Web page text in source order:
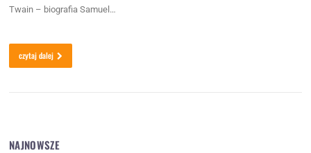
Twain – biografia Samuel…
czytaj dalej
NAJNOWSZE